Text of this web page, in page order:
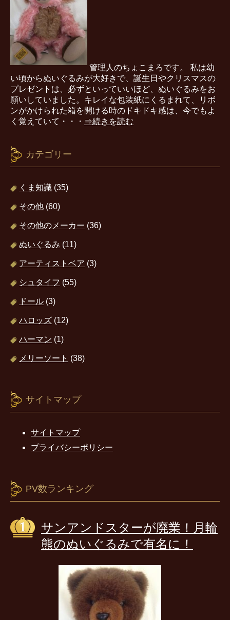
管理人のちょこまろです。 私は幼
い頃からぬいぐるみが大好きで、誕生日やクリスマスの
プレゼントは、必ずといっていいほど、ぬいぐるみをお
願いしていました。キレイな包装紙にくるまれて、リボ
ンがかけられた箱を開ける時のドキドキ感は、今でもよ
く覚えていて・・・ ⇒続きを読む
カテゴリー
くま知識 (35)
その他 (60)
その他のメーカー (36)
ぬいぐるみ (11)
アーティストベア (3)
シュタイフ (55)
ドール (3)
ハロッズ (12)
ハーマン (1)
メリーソート (38)
サイトマップ
サイトマップ
プライバシーポリシー
PV数ランキング
サンアンドスターが廃業！月輪
熊のぬいぐるみで有名に！